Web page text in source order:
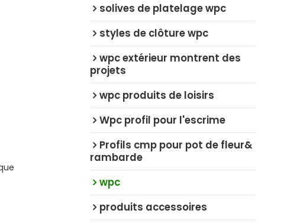
solives de platelage wpc
styles de clôture wpc
wpc extérieur montrent des
projets
wpc produits de loisirs
Wpc profil pour l'escrime
Profils cmp pour pot de fleur&
rambarde
wpc
produits accessoires